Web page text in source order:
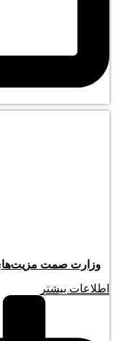
وزارت صمت مزیت‌های
اطلاعات بیشتر